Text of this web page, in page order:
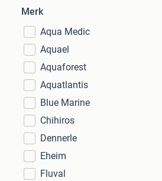
Merk
Aqua Medic
Aquael
Aquaforest
Aquatlantis
Blue Marine
Chihiros
Dennerle
Eheim
Fluval